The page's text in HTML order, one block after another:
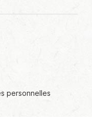
personnelles